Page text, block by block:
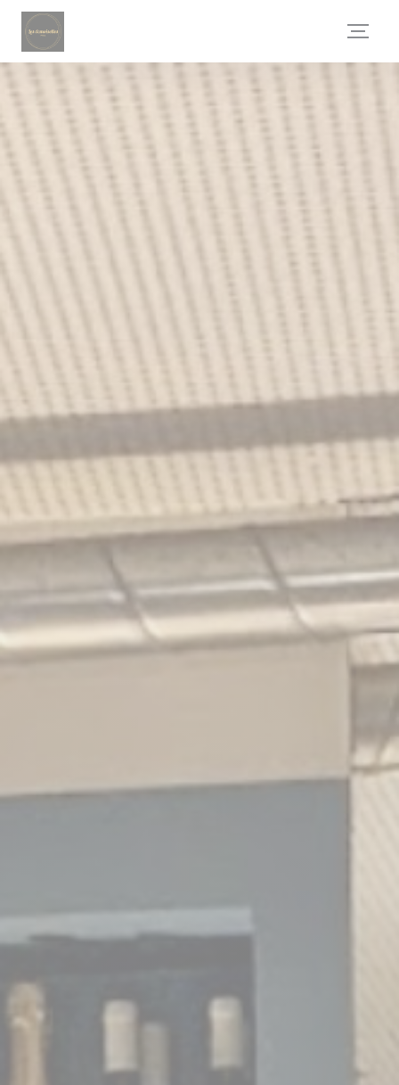
Πίνακας διαχείρισης "Μπισκότων" (Cookies)